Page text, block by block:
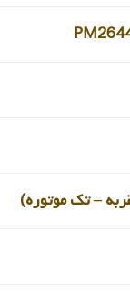
– تک موتوره)